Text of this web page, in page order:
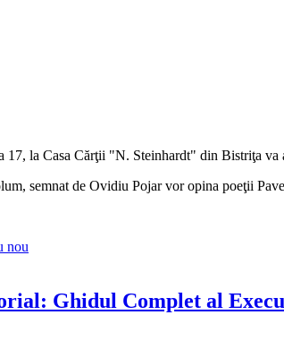
17, la Casa Cărţii "N. Steinhardt" din Bistriţa
semnat de Ovidiu Pojar vor opina poeţii
nou
Ghidul Complet al